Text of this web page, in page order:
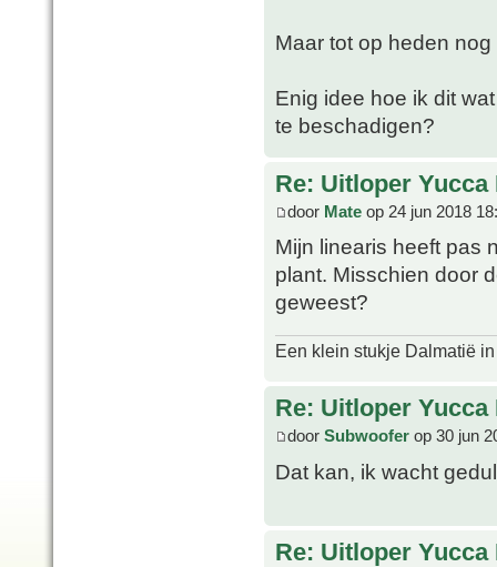
Maar tot op heden
Enig idee hoe ik dit
te beschadigen?
Re: Uitloper
door Mate op 24 jun 2018
Mijn linearis heeft pas
plant. Misschien door
geweest?
Een klein stukje Dalmatië
Re: Uitloper
door Subwoofer op 30 jun
Dat kan, ik wacht
Re: Uitloper